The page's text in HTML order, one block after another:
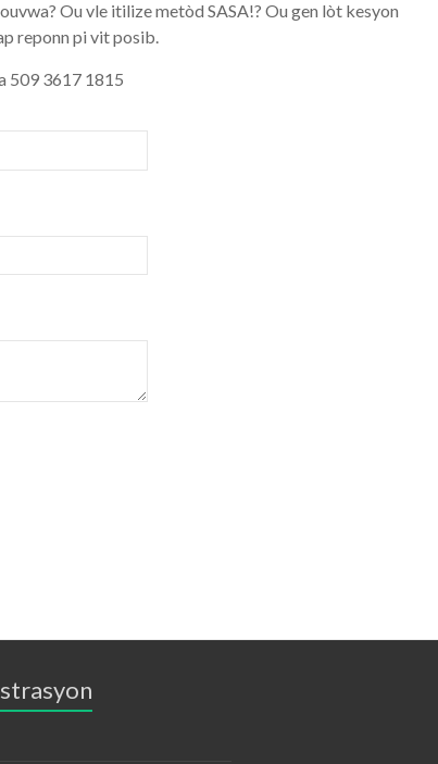
Ou vle itilize metòd SASA!? Ou gen lòt kesyon
reponn pi vit posib.
509 3617 1815